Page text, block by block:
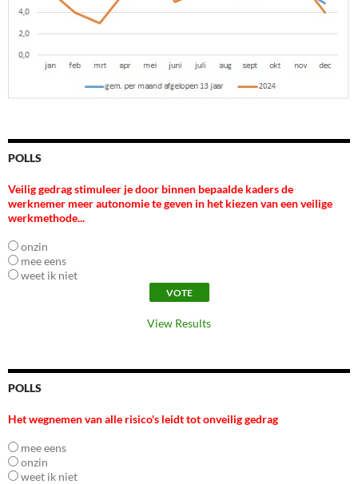
POLLS
Veilig gedrag stimuleer je door binnen bepaalde kaders de
werknemer meer autonomie te geven in het kiezen van een veilige
werkmethode...
onzin
mee eens
weet ik niet
View Results
POLLS
Het wegnemen van alle risico's leidt tot onveilig gedrag
mee eens
onzin
weet ik niet